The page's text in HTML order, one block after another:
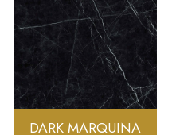
DARK MARQUINA